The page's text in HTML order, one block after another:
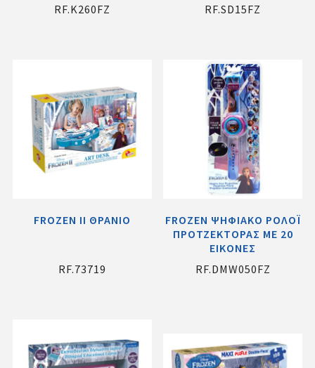
RF.K260FZ
RF.SD15FZ
FROZEN ΙΙ ΘΡΑΝΙΟ
RF.73719
FROZEN ΨΗΦΙΑΚΟ ΡΟΛΟΪ
ΠΡΟΤΖΕΚΤΟΡΑΣ ΜΕ 20
ΕΙΚΟΝΕΣ
RF.DMW050FZ